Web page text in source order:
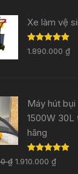
Xe làm vệ
Rated 5.00
out of 5
1.890.000 ₫
Máy hút
1500W 30L
hãng
Rated5.00
out of 5
₫ 1.910.000 ₫